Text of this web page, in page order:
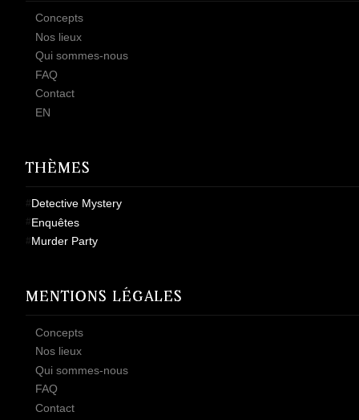
Concepts
Nos lieux
Qui sommes-nous
FAQ
Contact
EN
THÈMES
Detective Mystery
Enquêtes
Murder Party
MENTIONS LÉGALES
Concepts
Nos lieux
Qui sommes-nous
FAQ
Contact